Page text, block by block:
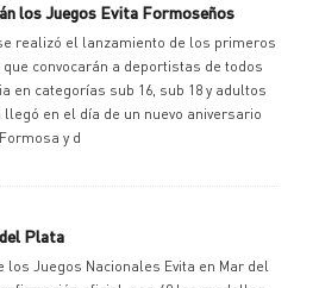
los Juegos Evita Formoseños
realizó el lanzamiento de los primeros
convocarán a deportistas de todos
en categorías sub 16, sub 18 y adultos
en el día de un nuevo aniversario
y d
Plata
los Juegos Nacionales Evita en Mar del